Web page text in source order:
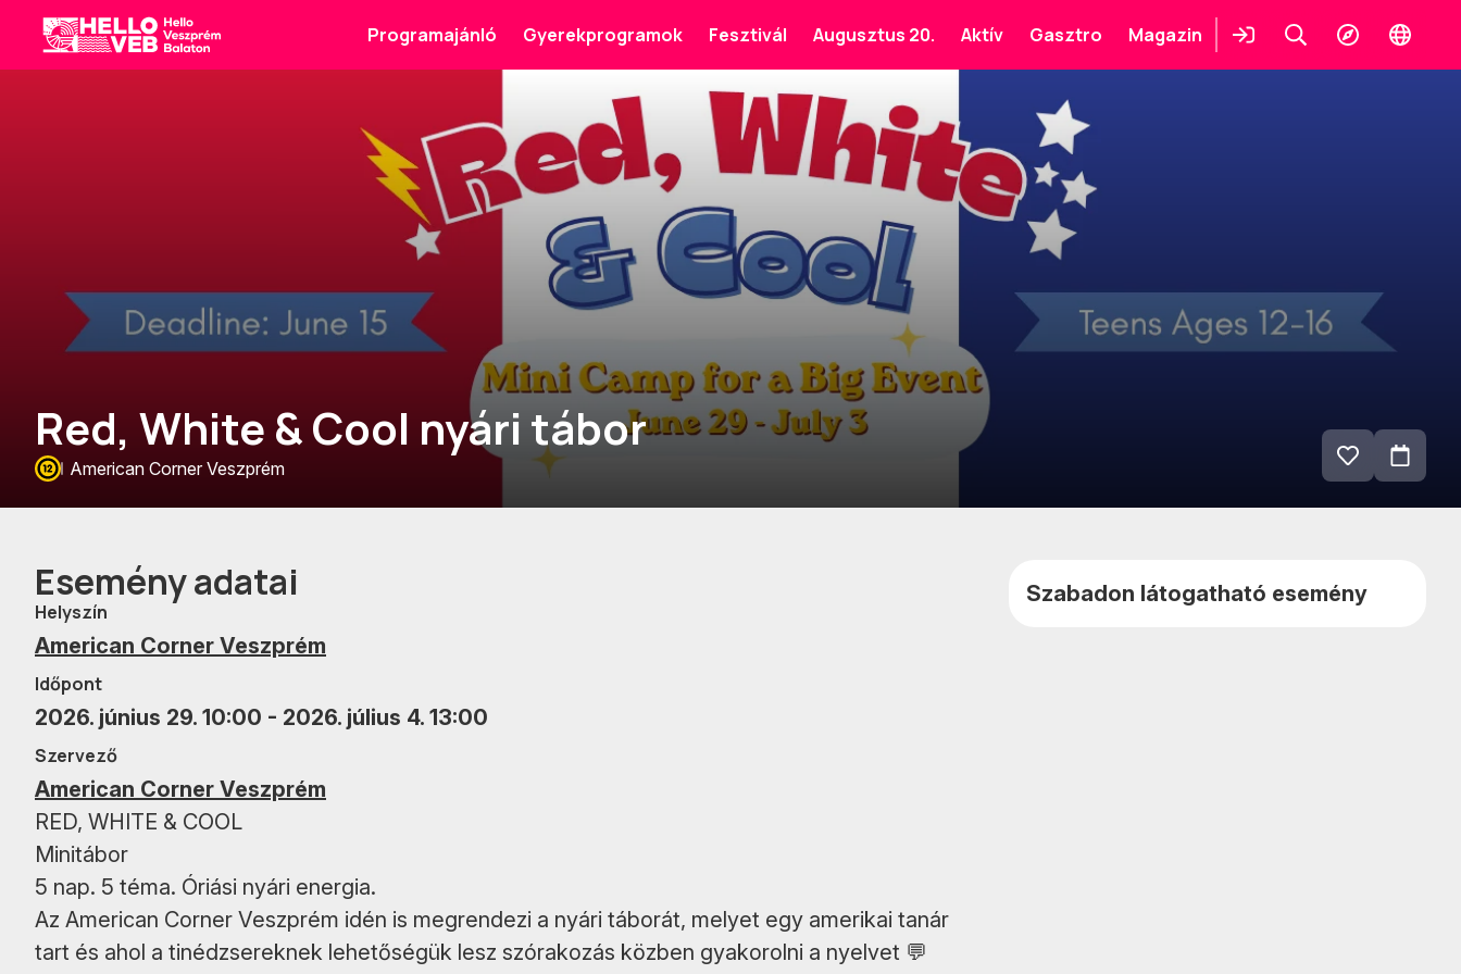
HelloVEB
Programajánló Gyerekprogramok Fesztivál Augusztus 20. Aktív Gasztro Magazin
BelépésKeresésFelfedezés
Change
Red, White & Cool nyári tábor
American Corner Veszprém
adom
Esemény adatai
Helyszín
American Corner Veszprém
Időpont
2026. június 29. 10:00 - 2026. július 4. 13:00
Szervező
American Corner Veszprém
RED, WHITE & COOL
Minitábor
5 nap. 5 téma. Óriási nyári energia.
Az American Corner Veszprém idén is megrendezi a nyári táborát, melyet egy amerikai tanár
tart és ahol a tinédzsereknek lehetőségük lesz szórakozás közben gyakorolni a nyelvet 💬
Szabadon látogatható esemény